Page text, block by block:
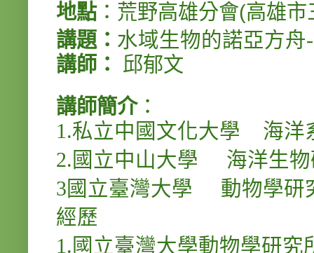
地點：荒野高雄分會(高雄
講題： 水域生物的諾亞方舟-
講師：
邱郁文
講師簡介：
1.私立中國文化大學
海洋
2. 國立中山大學
海洋生
3 國立臺灣大學
動物學研
經歷
1. 國立臺灣大學動物學研究